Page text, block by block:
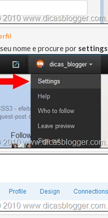
nome e procure por settings